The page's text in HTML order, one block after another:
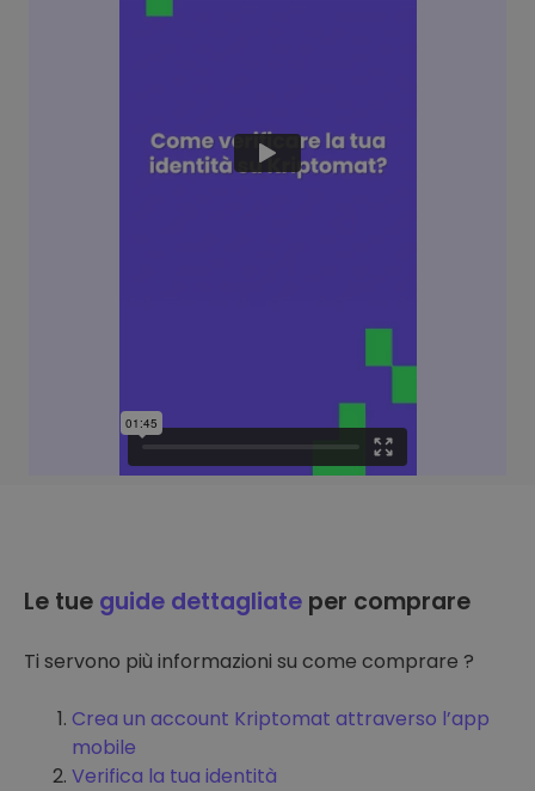
Le tue guide dettagliate per comprare
Ti servono più informazioni su come comprare ?
Crea un account Kriptomat attraverso l’app
mobile
Verifica la tua identità